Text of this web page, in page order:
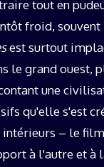
tout en
froid, souvent
est surtout
le grand ouest,
une
qu'elle s'est
– le
à l'autre et à